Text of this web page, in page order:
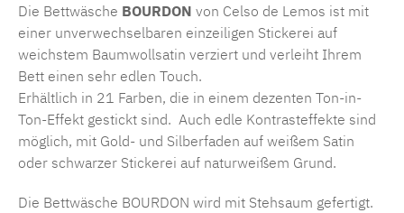
Die Bettwäsche BOURDON von Celso de Lemos ist mit
einer unverwechselbaren einzeiligen Stickerei auf
weichstem Baumwollsatin verziert und verleiht Ihrem
Bett einen sehr edlen Touch.
Erhältlich in 21 Farben, die in einem dezenten Ton-in-
Ton-Effekt gestickt sind. Auch edle Kontrasteffekte sind
möglich, mit Gold- und Silberfaden auf weißem Satin
oder schwarzer Stickerei auf naturweißem Grund.
Die Bettwäsche BOURDON wird mit Stehsaum gefertigt.